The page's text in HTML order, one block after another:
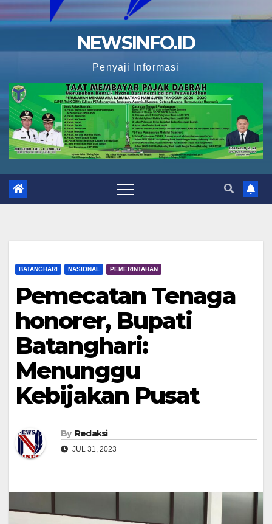
NEWSINFO.ID
Penyaji Informasi
BATANGHARI NASIONAL PEMERINTAHAN
Pemecatan Tenaga
honorer, Bupati
Batanghari:
Menunggu
Kebijakan Pusat
By Redaksi
JUL 31, 2023